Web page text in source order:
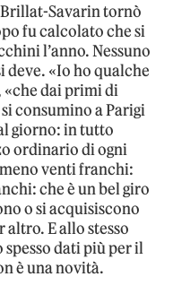
Savarin tornò
fu calcolato che si
l’anno. Nessuno
«Io ho qualche
dai primi di
consumino a Parigi
giorno: in tutto
ordinario di ogni
venti franchi:
che è un bel giro
o si acquisiscono
E allo stesso
dati più per il
è una novità.